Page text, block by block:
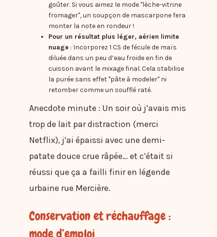
goûter. Si vous aimez le mode "lèche-vitrine
fromager", un soupçon de mascarpone fera
monter la note en rondeur !
Pour un résultat plus léger, aérien limite
nuage : Incorporez 1 CS de fécule de maïs
diluée dans un peu d’eau froide en fin de
cuisson avant le mixage final. Cela stabilise
la purée sans effet "pâte à modeler" ni
retomber comme un soufflé raté.
Anecdote minute : Un soir où j’avais mis
trop de lait par distraction (merci
Netflix), j’ai épaissi avec une demi-
patate douce crue râpée… et c’était si
réussi que ça a failli finir en légende
urbaine rue Mercière.
Conservation et réchauffage :